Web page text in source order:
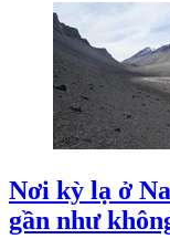
Nơi kỳ lạ ở
gần như